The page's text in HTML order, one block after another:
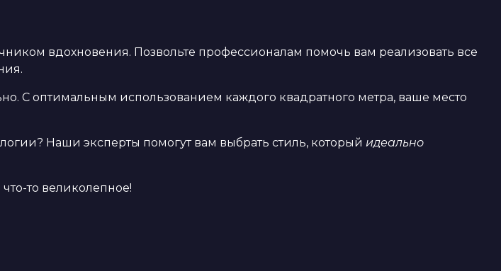
вдохновения. Позвольте профессионалам помочь вам реализовать все
С оптимальным использованием каждого квадратного метра, ваше место
Наши эксперты помогут вам выбрать стиль, который идеально
то великолепное!